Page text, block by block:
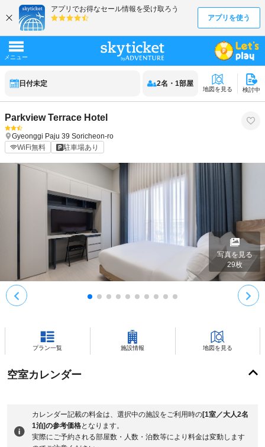
日付未定 2名 ・ 1部屋
地図を見る 検討中
Parkview Terrace Hotel
Gyeonggi Paju 39 Soricheon-ro
WiFi無料
駐車場あり
写真を見る
29枚
プラン一覧 施設情報 地図を見る
空室カレンダー
カレンダー記載の料金は、選択中の施設をご利用時の[1室／大人2名
1泊]の参考価格となります。
実際にご予約される部屋数・人数・泊数等により料金は変動します